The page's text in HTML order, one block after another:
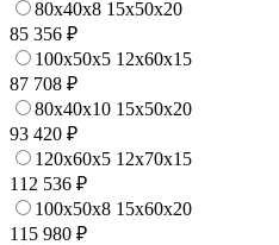
80x40x8 15x50x20
85 356 ₽
100x50x5 12x60x15
87 708 ₽
80x40x10 15x50x20
93 420 ₽
120x60x5 12x70x15
112 536 ₽
100x50x8 15x60x20
115 980 ₽